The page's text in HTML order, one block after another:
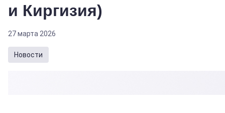
и Киргизия)
27 марта 2026
Новости